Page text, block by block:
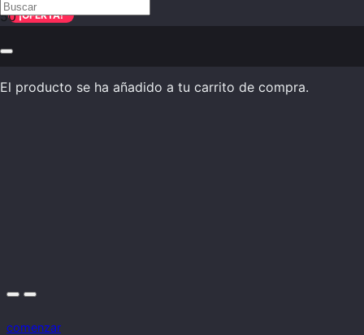
El producto se ha añadido a tu carrito de compra.
comenzar
¡OFERTA!